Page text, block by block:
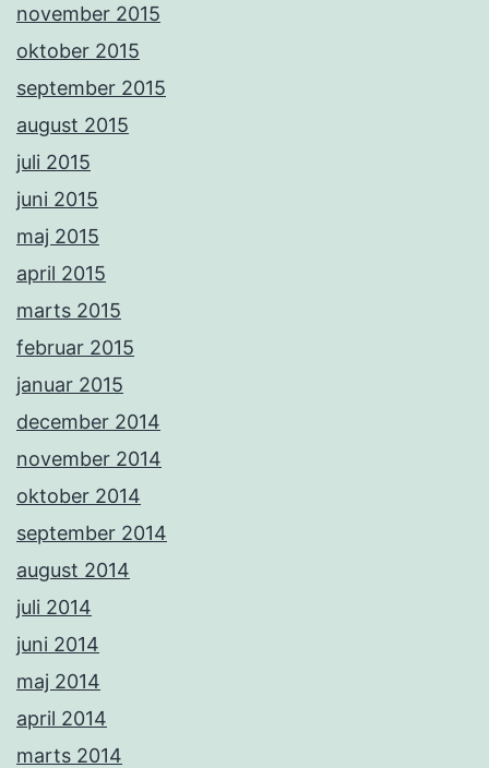
november 2015
oktober 2015
september 2015
august 2015
juli 2015
juni 2015
maj 2015
april 2015
marts 2015
februar 2015
januar 2015
december 2014
november 2014
oktober 2014
september 2014
august 2014
juli 2014
juni 2014
maj 2014
april 2014
marts 2014